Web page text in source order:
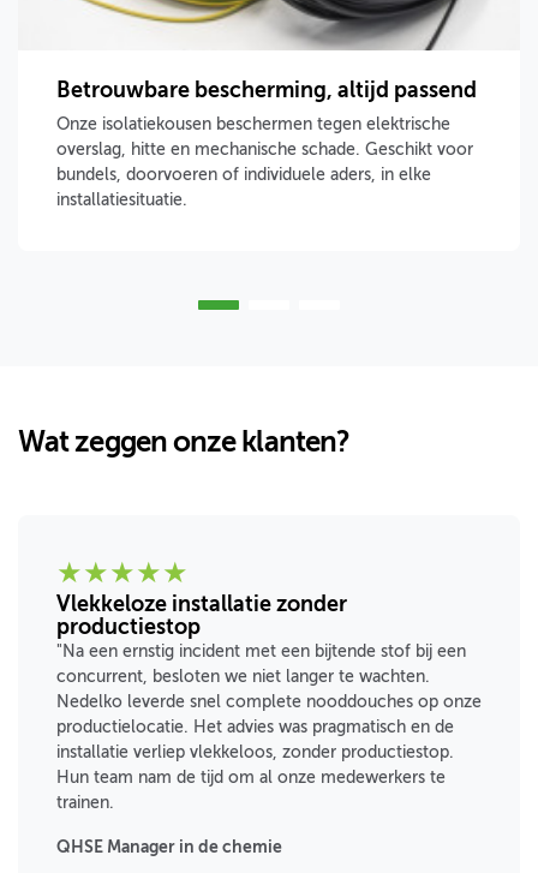
Betrouwbare bescherming, altijd passend
Onze isolatiekousen beschermen tegen elektrische
overslag, hitte en mechanische schade. Geschikt voor
bundels, doorvoeren of individuele aders, in elke
installatiesituatie.
Wat zeggen onze klanten?
★★★★★
Vlekkeloze installatie zonder
productiestop
"Na een ernstig incident met een bijtende stof bij een
concurrent, besloten we niet langer te wachten.
Nedelko leverde snel complete nooddouches op onze
productielocatie. Het advies was pragmatisch en de
installatie verliep vlekkeloos, zonder productiestop.
Hun team nam de tijd om al onze medewerkers te
trainen.
QHSE Manager in de chemie